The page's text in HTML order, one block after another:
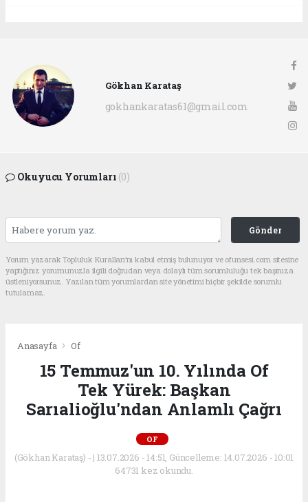
Gökhan Karataş
gokhankaratas61@gmail.com
Okuyucu Yorumları (0)
Gönder
Yorum yazarak Topluluk Kuralları’nı kabul etmiş bulunuyor ve ofunsesi.com sitesine
yaptığınız yorumunuzla ilgili doğrudan veya dolaylı tüm sorumluluğu tek başınıza
üstleniyorsunuz. Yazılan tüm yorumlardan site yönetimi hiçbir şekilde sorumlu
tutulamaz.
Anasayfa Of
15 Temmuz'un 10. Yılında Of
Tek Yürek: Başkan
Sarıalioğlu'ndan Anlamlı Çağrı
OF
(Gökhan Karataş) - | 13.07.2026 - 14:51, Güncelleme: 14.07.2026 - 10:01
64731 kez okundu.